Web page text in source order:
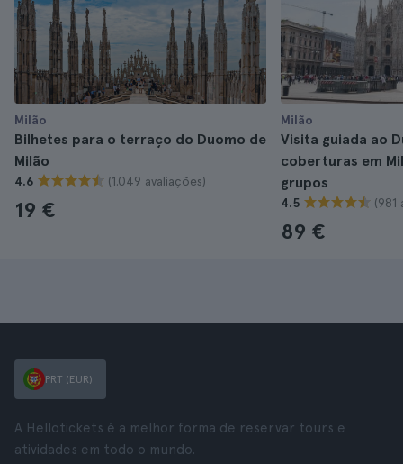
Milão
Bilhetes para o terraço do Duomo de
Milão
4.6 (1.049 avaliações)
19 €
Milão
Visita guiada ao
coberturas em
grupos
4.5 (981
89 €
PRT (EUR)
A Hellotickets é a melhor forma de reservar tours e
atividades em todo o mundo.